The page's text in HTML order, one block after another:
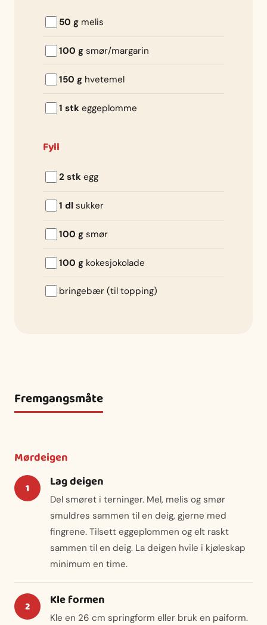
50 g melis
100 g smør/margarin
150 g hvetemel
1 stk eggeplomme
Fyll
2 stk egg
1 dl sukker
100 g smør
100 g kokesjokolade
bringebær (til topping)
Fremgangsmåte
Mørdeigen
Lag deigen
Del smøret i terninger. Mel, melis og smør
smuldres sammen til en deig, gjerne med
fingrene. Tilsett eggeplommen og elt raskt
sammen til en deig. La deigen hvile i kjøleskap
minimum en time.
Kle formen
Kle en 26 cm springform eller bruk en paiform.